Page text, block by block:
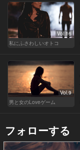
Vol.16
私にふさわしいオトコ
Vol.9
男と女のLoveゲーム
フォローする